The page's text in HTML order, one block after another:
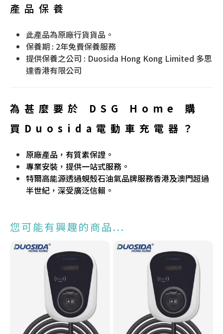
產品保養
此產品為原廠行貨貨品。
保養期 : 2年免費保養服務
提供保養之公司 : Duosida Hong Kong Limited 多思
達香港有限公司
為甚麼要於 DSG Home 購
買Duosida 電動車充電器？
原廠產品，有質素保證。
專業安裝，提供一站式服務。
特爾高能源透過蜆殼石油氣品牌服務香港及澳門超過
半世紀，深受廣泛信賴。
您可能有興趣的商品...